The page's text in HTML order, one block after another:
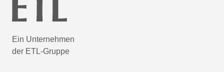
Ein Unternehmen
der ETL-Gruppe